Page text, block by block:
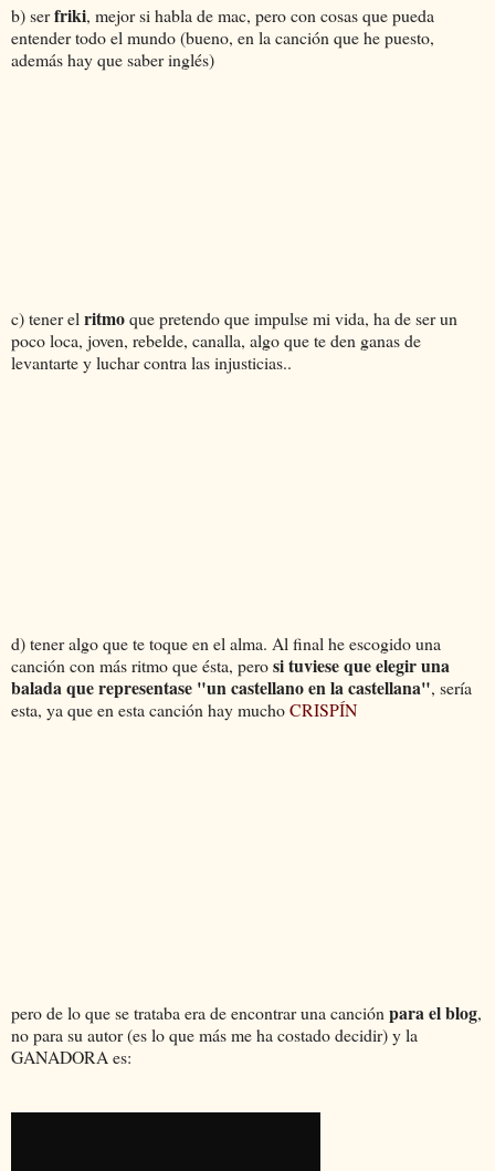
b) serfriki, mejor si habla de mac, pero con cosas que pueda
entender todo el mundo (bueno, en la canción que he puesto,
además hay que saber inglés)
c) tener el ritmoque pretendo que impulse mi vida, ha de ser un
poco loca, joven, rebelde, canalla, algo que te den ganas de
levantarte y luchar contra las injusticias..
d) tener algo que te toque en el alma. Al final he escogido una
canción con más ritmo que ésta, perosi tuviese que elegir una
balada que representase "un castellano en la castellana", sería
esta, ya que en esta canción hay muchoCRISPÍN
pero de lo que se trataba era de encontrar una canción para el blog,
no para su autor (es lo que más me ha costado decidir) y la
GANADORA es: